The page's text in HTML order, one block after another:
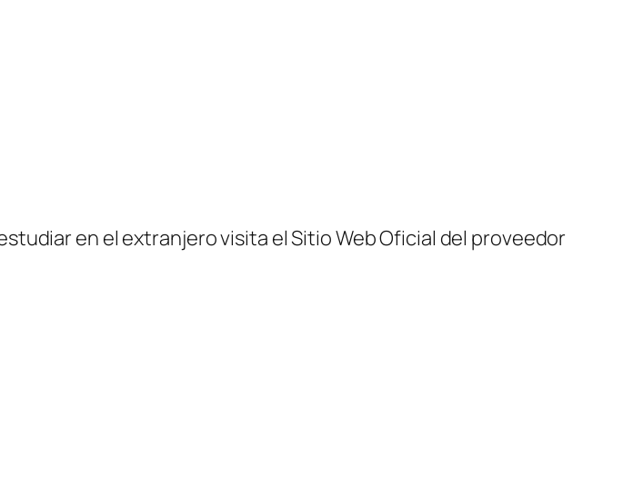
en el extranjero visita el Sitio Web Oficial del proveedor